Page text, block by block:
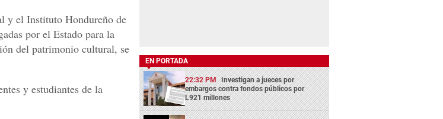
y el Instituto Hondureño de
por el Estado para la
del patrimonio cultural, se
y estudiantes de la
EN PORTADA
22:32 PM Investigan a jueces por
embargos contra fondos públicos por
L921 millones